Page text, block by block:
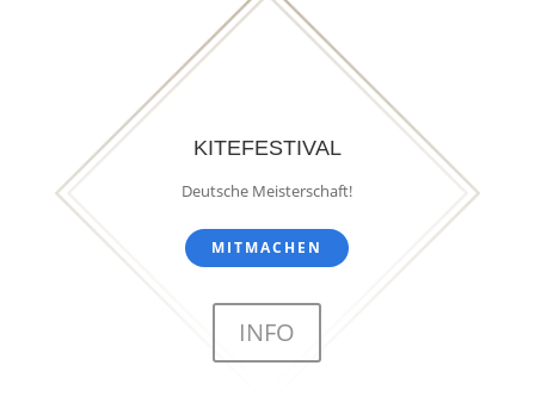
KITEFESTIVAL
Deutsche Meisterschaft!
MITMACHEN
INFO